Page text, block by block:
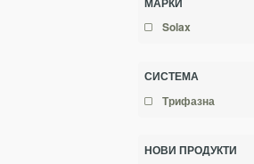
Solax
СИСТЕМА
Трифазна
НОВИ ПРОДУКТИ